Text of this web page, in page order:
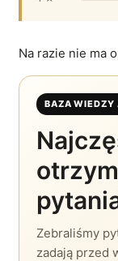
Na razie nie ma
BAZA WIEDZY
Zebraliśmy
zadają przed